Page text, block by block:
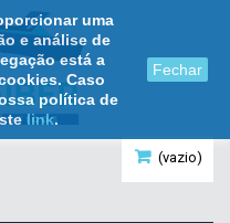
uma
e análise de
está a
Caso
política de
link.
Fechar
(vazio)